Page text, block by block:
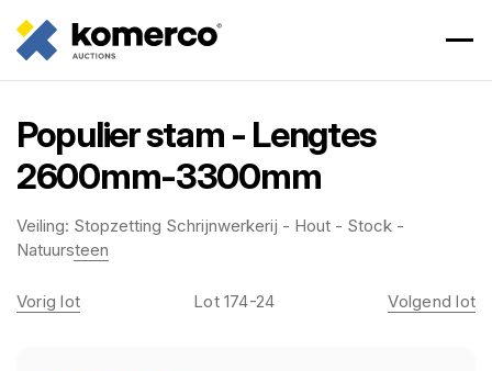
Populier stam - Lengtes
2600mm-3300mm
Veiling: Stopzetting Schrijnwerkerij - Hout - Stock -
Natuursteen
Vorig lot Lot 174-24 Volgend lot